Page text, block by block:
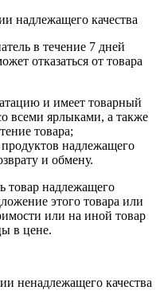
надлежащего качества
в течение 7 дней
отказаться от товара
и имеет товарный
всеми ярлыками, а также
товара;
надлежащего
и обмену.
товар надлежащего
этого товара или
или на иной товар
в цене.
ненадлежащего качества